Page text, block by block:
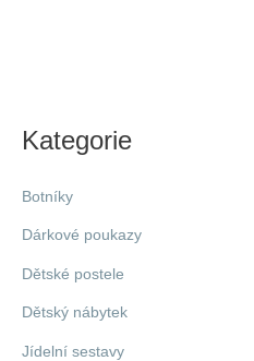
Kategorie
Botníky
Dárkové poukazy
Dětské postele
Dětský nábytek
Jídelní sestavy